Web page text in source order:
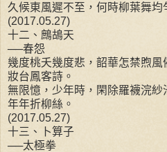
久候東風遲不至，何時柳葉舞均
(2017.05.27)
十二、鷓鴣天
──春怨
幾度桃夭幾度悲，韶華怎禁煦
妝台鳳客詩。
無限憶，少年時，閑除羅襪浣
年年折柳絲。
(2017.05.27)
十三、卜算子
──太極拳